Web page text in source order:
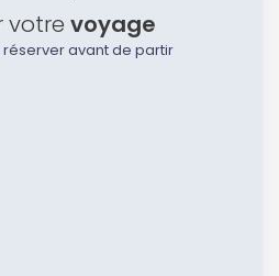
votre voyage
avant de partirPolitique de